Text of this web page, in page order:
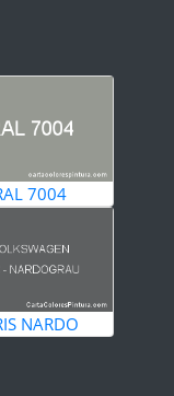
7004
NARDO